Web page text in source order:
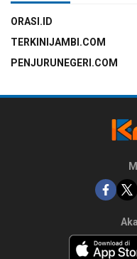
ORASI.ID
TERKINIJAMBI.COM
PENJURUNEGERI.COM